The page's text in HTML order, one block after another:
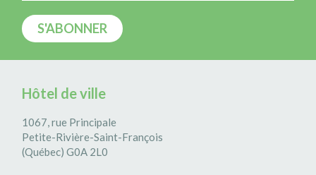
Hôtel de ville
1067, rue Principale
Petite-Rivière-Saint-François
(Québec) G0A 2L0